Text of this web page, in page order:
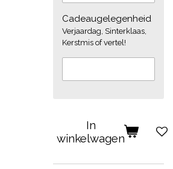
Cadeaugelegenheid
Verjaardag, Sinterklaas,
Kerstmis of vertel!
In
winkelwagen